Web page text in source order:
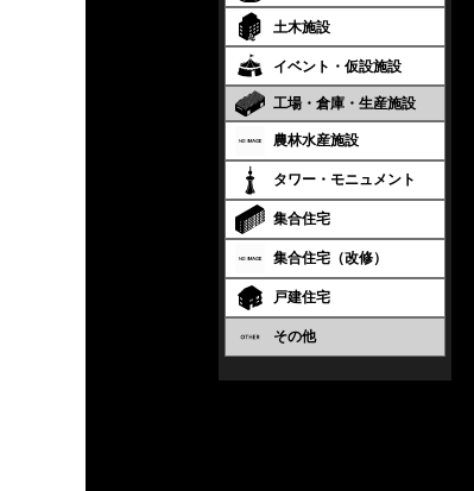
土木施設
イベント・仮設施設
工場・倉庫・生産施設
農林水産施設
タワー・モニュメント
集合住宅
集合住宅（改修）
戸建住宅
その他